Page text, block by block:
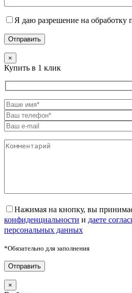
Я даю разрешение на обработку
×
Купить в 1 клик
Нажимая на кнопку, вы
конфиденциальности и даете
персональных данных
*Обязательно для заполнения
×